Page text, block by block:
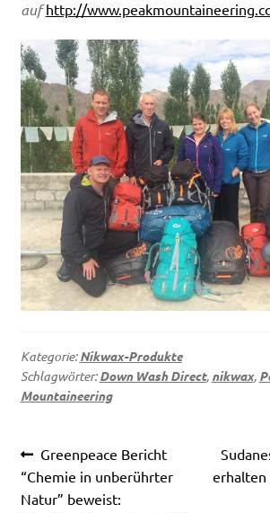
auf http://
Kategorie:Nikwax-Produkte
Schlagwörter:Down Wash Direct, nikwax,
Mountaineering
Beitragsnavigation
Vorheriger
Beitrag:
Greenpeace Bericht
“Chemie in unberührter
Natur” beweist:
Beitrag:
erhalten